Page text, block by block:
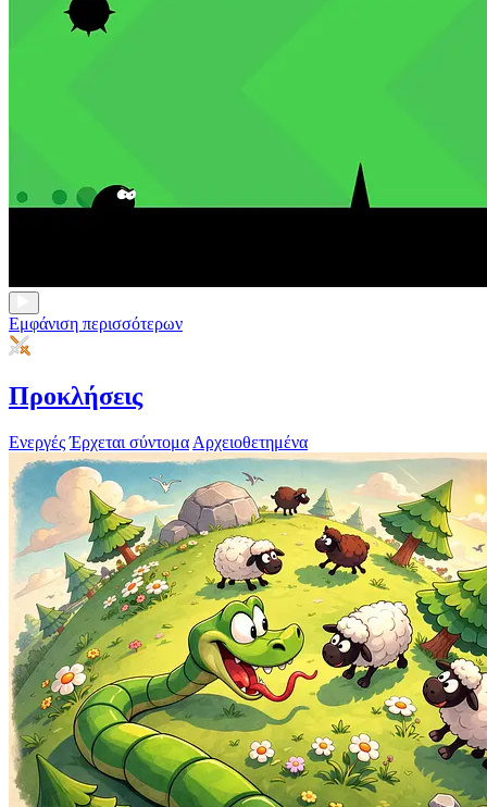
Εμφάνιση περισσότερων
Προκλήσεις
Ενεργές Έρχεται σύντομα Αρχειοθετημένα